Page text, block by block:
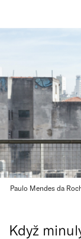
Paulo Mendes da
Když